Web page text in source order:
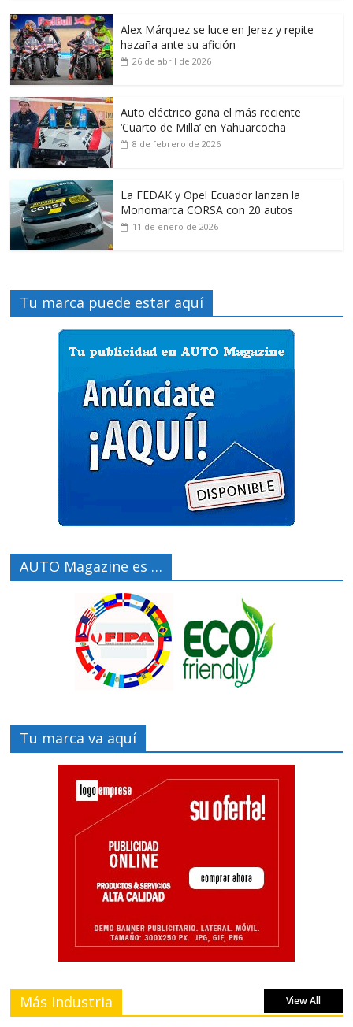
Alex Márquez se luce en Jerez y repite
hazaña ante su afición
26 de abril de 2026
Auto eléctrico gana el más reciente
‘Cuarto de Milla’ en Yahuarcocha
8 de febrero de 2026
La FEDAK y Opel Ecuador lanzan la
Monomarca CORSA con 20 autos
11 de enero de 2026
Tu marca puede estar aquí
AUTO Magazine es …
Tu marca va aquí
Más Industria View All